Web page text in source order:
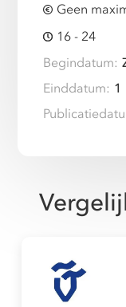
Geen
16 - 24
Begindatum:
Einddatum: 1